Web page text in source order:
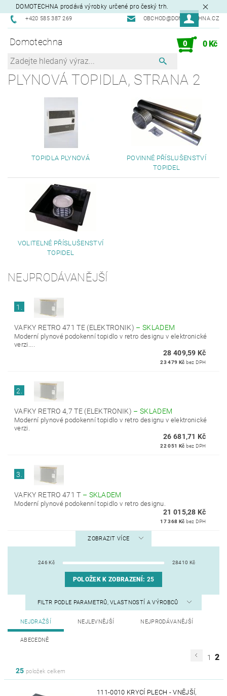
DOMOTECHNA prodává výrobky určené pro český trh.
+420 585 387 269 OBCHOD@DOMOTECHNA.CZ
Domotechna 0 0 Kč
PLYNOVÁ TOPIDLA, STRANA 2
TOPIDLA PLYNOVÁ
POVINNÉ PŘÍSLUŠENSTVÍ
TOPIDEL
VOLITELNÉ PŘÍSLUŠENSTVÍ
TOPIDEL
NEJPRODÁVANĚJŠÍ
1.
VAFKY RETRO 471 TE (ELEKTRONIK) –SKLADEM
Moderní plynové podokenní topidlo v retro designu v elektronické
verzi....
28 409,59 Kč
23 479 Kč bez DPH
2.
VAFKY RETRO 4,7 TE (ELEKTRONIK) –SKLADEM
Moderní plynové podokenní topidlo v retro designu v elektronické
verzi.
26 681,71 Kč
22 051 Kč bez DPH
3.
VAFKY RETRO 471 T – SKLADEM
Moderní plynové podokenní topidlo v retro designu.
21 015,28 Kč
17 368 Kč bez DPH
ZOBRAZIT VÍCE
246 Kč 28410 Kč
POLOŽEK K ZOBRAZENÍ: 25
FILTR PODLE PARAMETRŮ, VLASTNOSTÍ A VÝROBCŮ
NEJDRAŽŠÍ NEJLEVNĚJŠÍ NEJPRODÁVANĚJŠÍ
ABECEDNĚ
1 2
25 položek celkem
111-0010 KRYCÍ PLECH - VNĚJŠÍ,